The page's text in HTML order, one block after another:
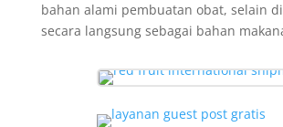
bahan alami pembuatan obat, selain
secara langsung sebagai bahan